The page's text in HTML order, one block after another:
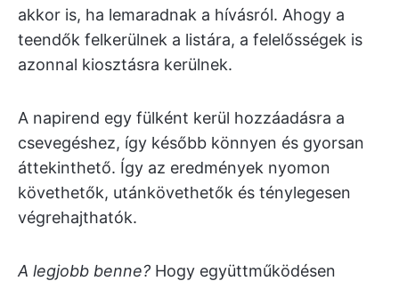
akkor is, ha lemaradnak a hívásról. Ahogy a
teendők felkerülnek a listára, a felelősségek is
azonnal kiosztásra kerülnek.
A napirend egy fülként kerül hozzáadásra a
csevegéshez, így később könnyen és gyorsan
áttekinthető. Így az eredmények nyomon
követhetők, utánkövethetők és ténylegesen
végrehajthatók.
A legjobb benne? Hogy együttműködésen